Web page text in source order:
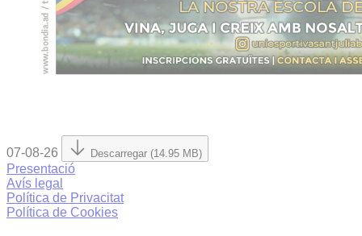
07-08-26 Descarregar (14.95 MB)
Presentació
Avís legal
Política de Privacitat
Política de Cookies